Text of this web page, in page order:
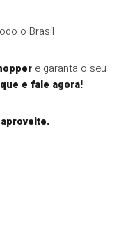
o Brasil
e garanta o seu
e fale agora!